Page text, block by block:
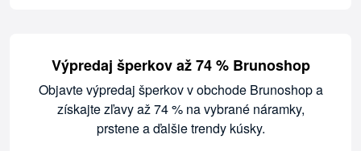
Výpredaj šperkov až 74 % Brunoshop
Objavte výpredaj šperkov v obchode Brunoshop a
získajte zľavy až 74 % na vybrané náramky,
prstene a ďalšie trendy kúsky.